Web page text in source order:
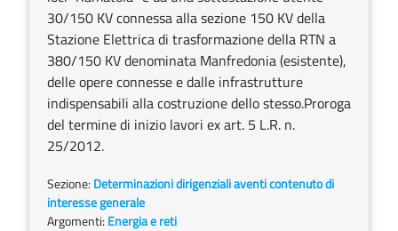
30/150 KV connessa alla sezione 150 KV della
Stazione Elettrica di trasformazione della RTN a
380/150 KV denominata Manfredonia (esistente),
delle opere connesse e dalle infrastrutture
indispensabili alla costruzione dello stesso.Proroga
del termine di inizio lavori ex art. 5 L.R. n.
25/2012.
Sezione: Determinazioni dirigenziali aventi contenuto di
interesse generale
Argomenti: Energia e reti